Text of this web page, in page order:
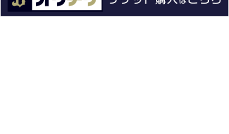
エンタメ